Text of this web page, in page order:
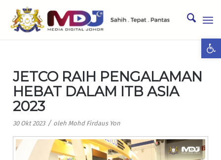
JETCO RAIH PENGALAMAN
HEBAT DALAM ITB ASIA
2023
30 Okt 2023 / oleh Mohd Firdaus Yon